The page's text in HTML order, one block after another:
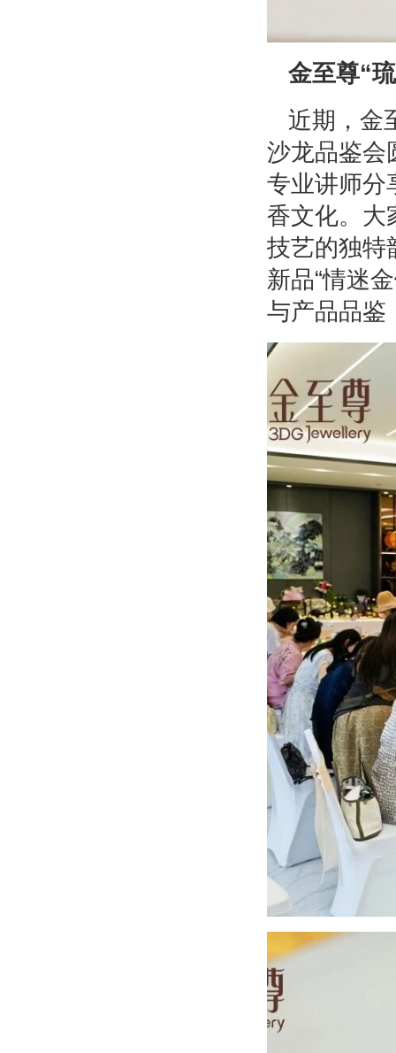
金至尊“
近期，金
沙龙品鉴会
专业讲师分
香文化。大
技艺的独特
新品“情迷
与产品品鉴